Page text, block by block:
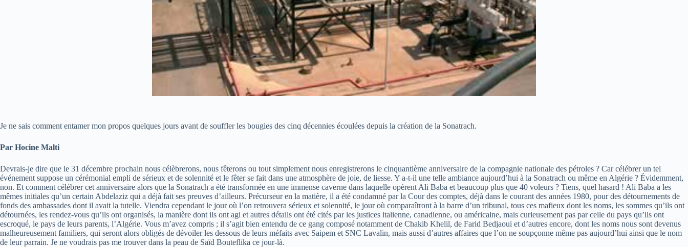
Je ne sais comment entamer mon propos quelques jours avant de souffler les bougies des cinq décennies écoulées depuis la création de la Sonatrach.
Par Hocine Malti
Devrais-je dire que le 31 décembre prochain nous célèbrerons, nous fêterons ou tout simplement nous enregistrerons le cinquantième anniversaire de la compagnie nationale des pétroles ? Car célébrer un tel
événement suppose un cérémonial empli de sérieux et de solennité et le fêter se fait dans une atmosphère de joie, de liesse. Y a-t-il une telle ambiance aujourd’hui à la Sonatrach ou même en Algérie ? Évidemment,
non. Et comment célébrer cet anniversaire alors que la Sonatrach a été transformée en une immense caverne dans laquelle opèrent Ali Baba et beaucoup plus que 40 voleurs ? Tiens, quel hasard ! Ali Baba a les
mêmes initiales qu’un certain Abdelaziz qui a déjà fait ses preuves d’ailleurs. Précurseur en la matière, il a été condamné par la Cour des comptes, déjà dans le courant des années 1980, pour des détournements de
fonds des ambassades dont il avait la tutelle. Viendra cependant le jour où l’on retrouvera sérieux et solennité, le jour où comparaîtront à la barre d’un tribunal, tous ces mafieux dont les noms, les sommes qu’ils ont
détournées, les rendez-vous qu’ils ont organisés, la manière dont ils ont agi et autres détails ont été cités par les justices italienne, canadienne, ou américaine, mais curieusement pas par celle du pays qu’ils ont
escroqué, le pays de leurs parents, l’Algérie. Vous m’avez compris ; il s’agit bien entendu de ce gang composé notamment de Chakib Khelil, de Farid Bedjaoui et d’autres encore, dont les noms nous sont devenus
malheureusement familiers, qui seront alors obligés de dévoiler les dessous de leurs méfaits avec Saipem et SNC Lavalin, mais aussi d’autres affaires que l’on ne soupçonne même pas aujourd’hui ainsi que le nom
de leur parrain. Je ne voudrais pas me trouver dans la peau de Saïd Bouteflika ce jour-là.